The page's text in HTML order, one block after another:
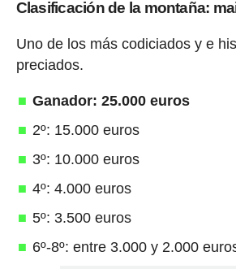
Clasificación de la montaña:
Uno de los más codiciados y e
preciados.
Ganador: 25.000 euros
2º: 15.000 euros
3º: 10.000 euros
4º: 4.000 euros
5º: 3.500 euros
6º-8º: entre 3.000 y 2.000